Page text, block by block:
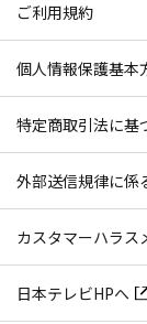
ご利用規約
個人情報保護基本
特定商取引法に基
外部送信規律に係
カスタマーハラス
日本テレビHPへ